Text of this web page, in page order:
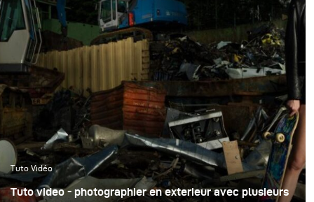
Tuto Vidéo
Tuto video - photographier en exterieur avec plusieurs